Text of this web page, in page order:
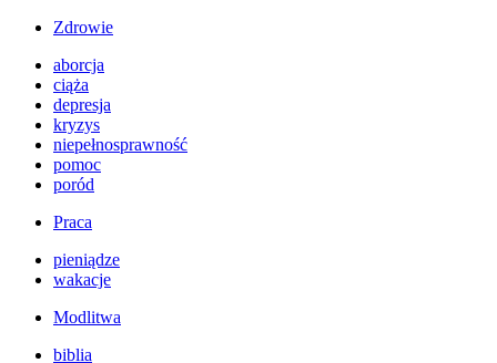
Zdrowie
aborcja
ciąża
depresja
kryzys
niepełnosprawność
pomoc
poród
Praca
pieniądze
wakacje
Modlitwa
biblia